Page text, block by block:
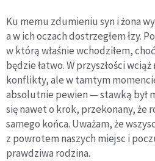
Ku memu zdumieniu syn i żona
a w ich oczach dostrzegłem łzy.
w którą właśnie wchodziłem,
będzie łatwo. W przyszłości
konflikty, ale w tamtym
absolutnie pewien — stawką był
się nawet o krok, przekonany, że
samego końca. Uważam, że
z powrotem naszych miejsc i
prawdziwa rodzina.